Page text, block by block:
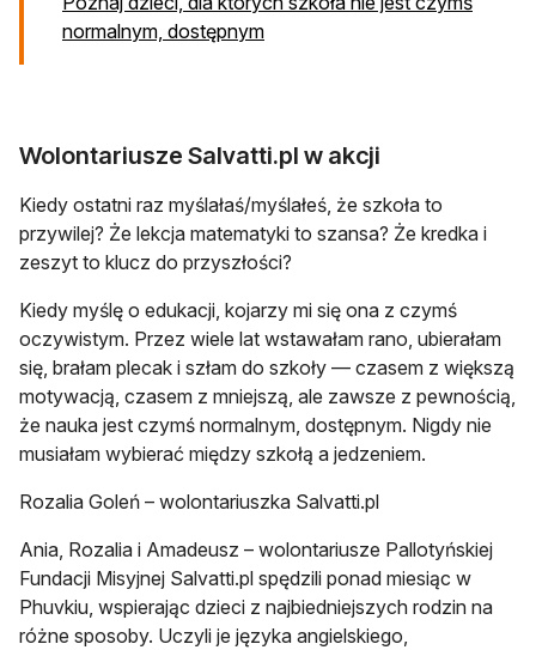
normalnym, dostępnymotwiera się w nowej karcie
Wolontariusze Salvatti.pl w akcji
Kiedy ostatni raz myślałaś/myślałeś, że szkoła to
przywilej? Że lekcja matematyki to szansa? Że kredka i
zeszyt to klucz do przyszłości?
Kiedy myślę o edukacji, kojarzy mi się ona z czymś
oczywistym. Przez wiele lat wstawałam rano, ubierałam
się, brałam plecak i szłam do szkoły — czasem z większą
motywacją, czasem z mniejszą, ale zawsze z pewnością,
że nauka jest czymś normalnym, dostępnym. Nigdy nie
musiałam wybierać między szkołą a jedzeniem.
Rozalia Goleń – wolontariuszka Salvatti.pl
Ania, Rozalia i Amadeusz – wolontariusze Pallotyńskiej
Fundacji Misyjnej Salvatti.pl spędzili ponad miesiąc w
Phuvkiu, wspierając dzieci z najbiedniejszych rodzin na
różne sposoby. Uczyli je języka angielskiego,